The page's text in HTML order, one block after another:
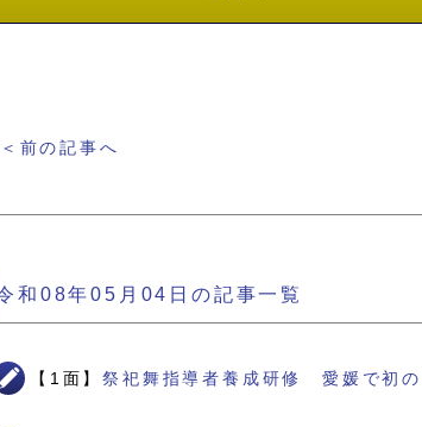
前の記事へ
和08年05月04日の記事一覧
【1面】祭祀舞指導者養成研修 愛媛で初